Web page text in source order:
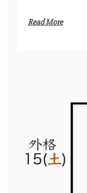
Read More